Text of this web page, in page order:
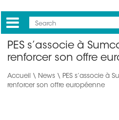
Mobile
Main
menu
PES s’associe à
renforcer son offre
Accueil \ News \ PES s’associe à
renforcer son offre européenne